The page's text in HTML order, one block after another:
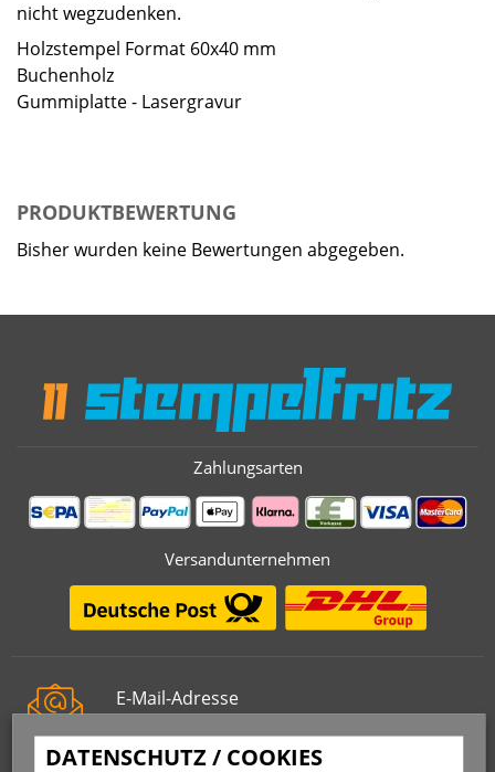
DATENSCHUTZ / COOKIES
nicht wegzudenken.
Holzstempel Format 60x40 mm
Buchenholz
Gummiplatte - Lasergravur
PRODUKTBEWERTUNG
Bisher wurden keine Bewertungen abgegeben.
Zahlungsarten
Versandunternehmen
E-Mail-Adresse
Telefon